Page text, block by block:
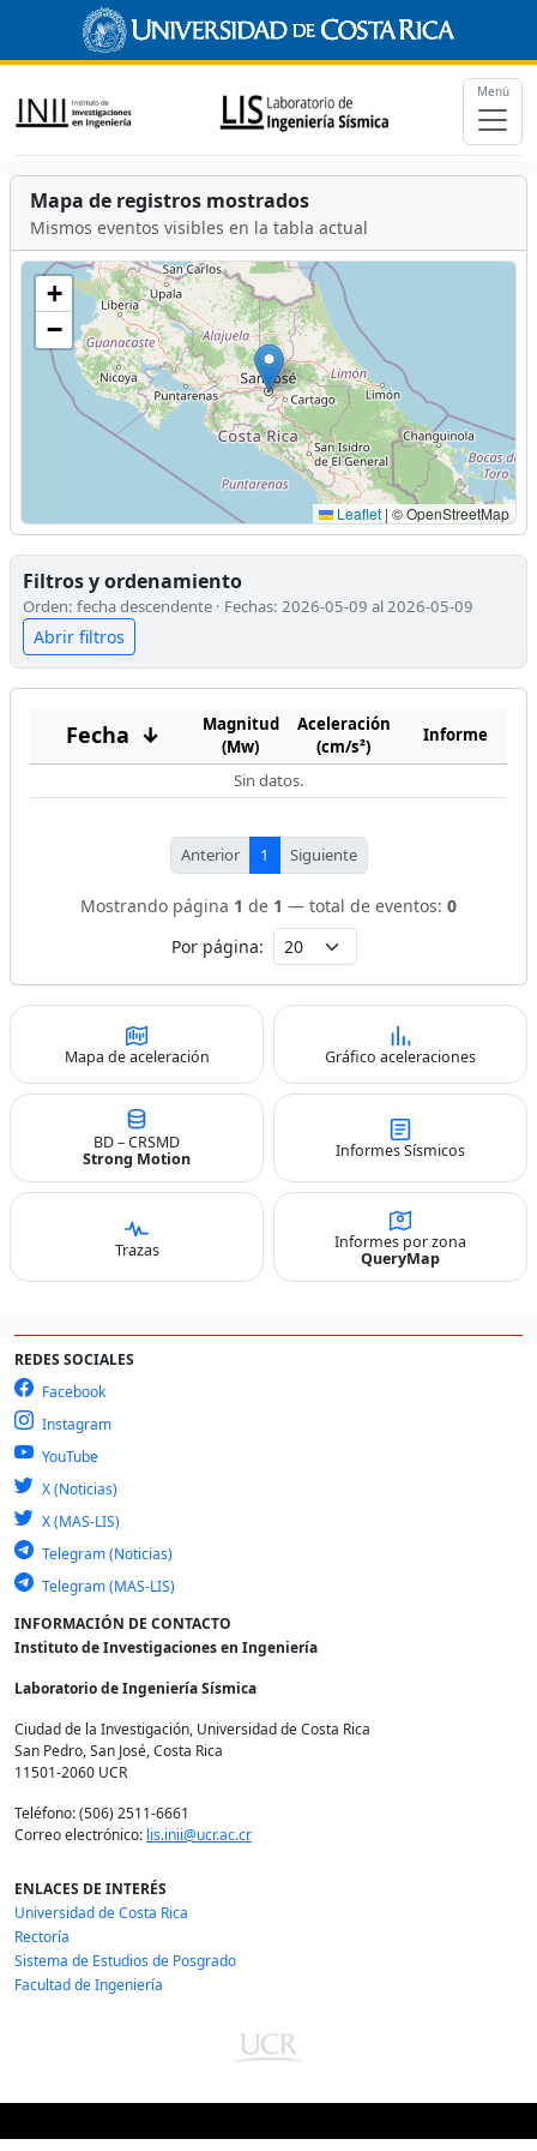
Menú
Mapa de registros mostrados
Mismos eventos visibles en la tabla actual
+
−
Leaflet | © OpenStreetMap
Filtros y ordenamiento
Orden: fecha descendente · Fechas: 2026-05-09 al 2026-05-09
Abrir filtros
Fecha ↓
Magnitud
(Mw)
Aceleración
(cm/s²)
Informe
Sin datos.
Anterior 1 Siguiente
Mostrando página 1 de 1 — total de eventos: 0
Por página:
Mapa de aceleración Gráfico aceleraciones
BD – CRSMD
Strong Motion
Informes Sísmicos
Trazas
Informes por zona
QueryMap
REDES SOCIALES
Facebook
Instagram
YouTube
X (Noticias)
X (MAS-LIS)
Telegram (Noticias)
Telegram (MAS-LIS)
INFORMACIÓN DE CONTACTO
Instituto de Investigaciones en Ingeniería
Laboratorio de Ingeniería Sísmica
Ciudad de la Investigación, Universidad de Costa Rica
San Pedro, San José, Costa Rica
11501-2060 UCR
Teléfono: (506) 2511-6661
Correo electrónico: lis.inii@ucr.ac.cr
ENLACES DE INTERÉS
Universidad de Costa Rica
Rectoría
Sistema de Estudios de Posgrado
Facultad de Ingeniería